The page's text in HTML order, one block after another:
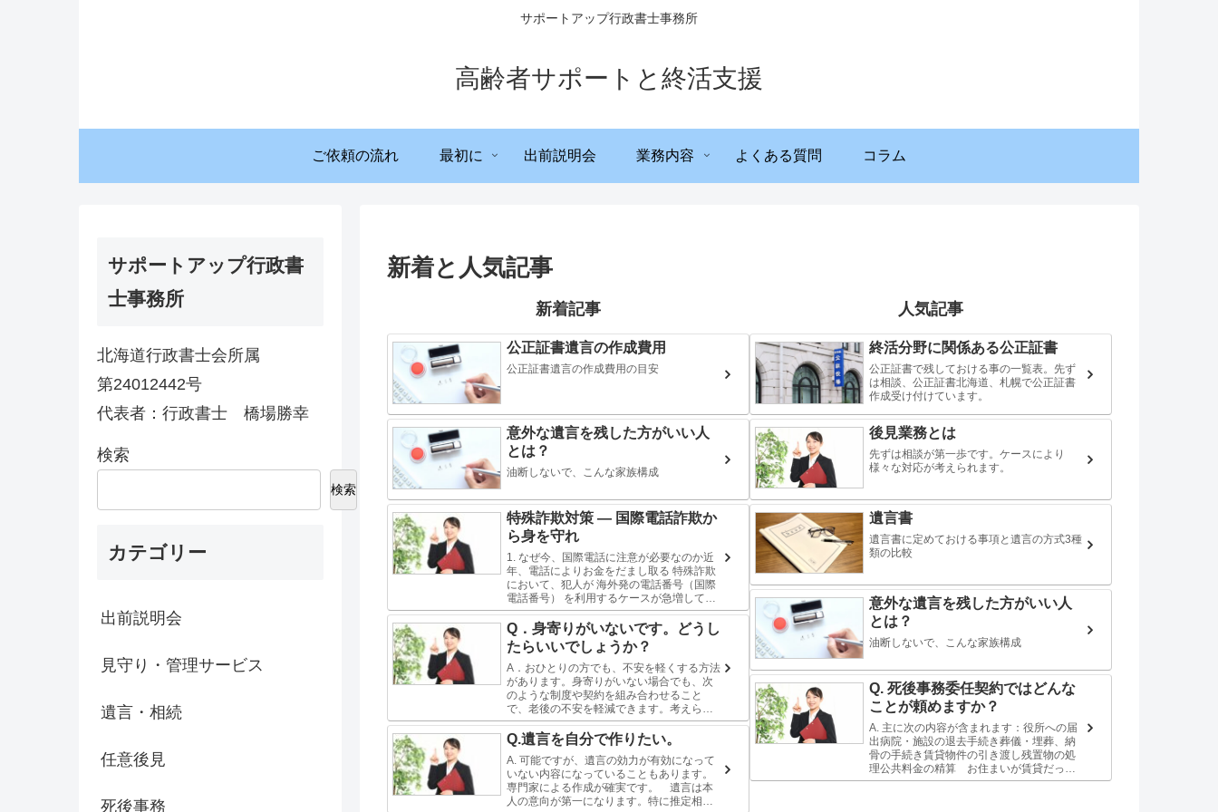
サポートアップ行政書士事務所
高齢者サポートと終活支援
ご依頼の流れ 最初に 出前説明会 業務内容 よくある質問 コラム
新着と人気記事
新着記事
公正証書遺言の作成費用
公正証書遺言の作成費用の目安
意外な遺言を残した方がいい人
とは？
油断しないで、こんな家族構成
特殊詐欺対策 — 国際電話詐欺か
ら身を守れ
1. なぜ今、国際電話に注意が必要なのか近
年、電話によりお金をだまし取る 特殊詐欺
において、犯人が 海外発の電話番号（国際
電話番号） を利用するケースが急増してい
ます。実際に詐欺に使われた電話番号の 約7
割以上 が国際電話番号とされていま...
Q．身寄りがいないです。どうし
たらいいでしょうか？
A．おひとりの方でも、不安を軽くする方法
があります。身寄りがいない場合でも、次
のような制度や契約を組み合わせること
で、老後の不安を軽減できます。考えられ
る主な方法利用制度内容できること任意後
見契約判断能力が低下したとき、財産管
理・手続きの代...
Q.遺言を自分で作りたい。
A. 可能ですが、遺言の効力が有効になって
いない内容になっていることもあります。
専門家による作成が確実です。 遺言は本
人の意向が第一になります。特に推定相続
人気記事
終活分野に関係ある公正証書
公正証書で残しておける事の一覧表。先ず
は相談、公正証書北海道、札幌で公正証書
作成受け付けています。
後見業務とは
先ずは相談が第一歩です。ケースにより
様々な対応が考えられます。
遺言書
遺言書に定めておける事項と遺言の方式3種
類の比較
意外な遺言を残した方がいい人
とは？
油断しないで、こんな家族構成
Q. 死後事務委任契約ではどんな
ことが頼めますか？
A. 主に次の内容が含まれます：役所への届
出病院・施設の退去手続き葬儀・埋葬、納
骨の手続き賃貸物件の引き渡し残置物の処
理公共料金の精算 お住まいが賃貸だった
場合、賃借権は相続の対象になります。
サポートアップ行政書
士事務所
北海道行政書士会所属
第24012442号
代表者：行政書士 橋場勝幸
検索
検索
カテゴリー
出前説明会
見守り・管理サービス
遺言・相続
任意後見
死後事務